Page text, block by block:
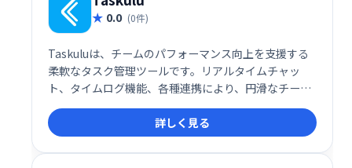
0.0 (0件)
Taskuluは、チームのパフォーマンス向上を支援する
柔軟なタスク管理ツールです。リアルタイムチャッ
ト、タイムログ機能、各種連携により、円滑なチーム
ワークと生産性向上を実現します。タスク管理を効率
化し、成果最大化を目指せる、頼れるビジネスパート
ナーです。
詳しく見る